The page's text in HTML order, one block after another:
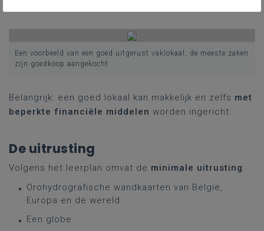
Een voorbeeld van een goed uitgerust vaklokaal, de meeste zaken
zijn goedkoop aangekocht.
Belangrijk: een goed lokaal kan makkelijk en zelfs met
beperkte financiële middelen worden ingericht.
De uitrusting
Volgens het leerplan omvat de minimale uitrusting:
Orohydrografische wandkaarten van België,
Europa en de wereld
Een globe